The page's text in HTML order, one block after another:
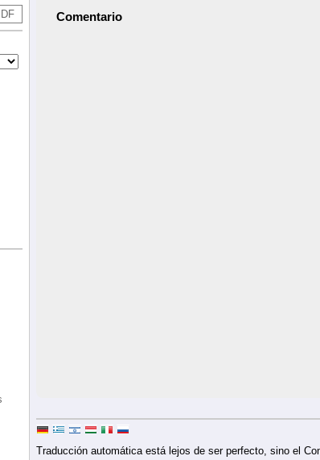
Comentario
Traducción automática está lejos de ser perfecto, sino el